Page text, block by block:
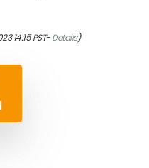
14:15 PST-Details)